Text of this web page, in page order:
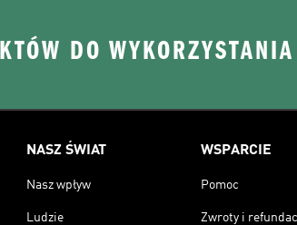
DO
NASZ ŚWIAT
Nasz wpływ
Ludzie
WSPARCIE
Pomoc
Zwroty i